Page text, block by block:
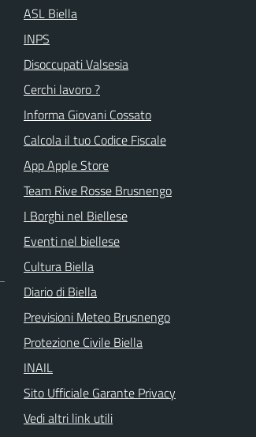
ASL Biella
INPS
Disoccupati Valsesia
Cerchi lavoro ?
Informa Giovani Cossato
Calcola il tuo Codice Fiscale
App Apple Store
Team Rive Rosse Brusnengo
I Borghi nel Biellese
Eventi nel biellese
Cultura Biella
Diario di Biella
Previsioni Meteo Brusnengo
Protezione Civile Biella
INAIL
Sito Ufficiale Garante Privacy
Vedi altri link utili